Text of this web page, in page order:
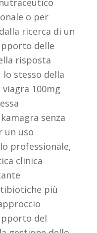
o per
ricerca di un
delle
risposta
stesso della
100mg
senza
un uso
professionale,
clinica
più
del